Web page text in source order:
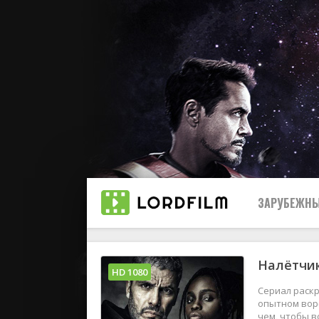
Все
2019
Сериал
опытном
чем, чтобы
HD 1080